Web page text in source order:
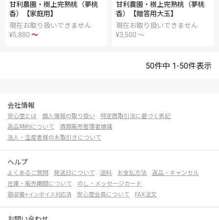
甘利農園・樹上完熟桃（夢桃
香）【家庭用】
現在お取り扱いできません
¥5,880 〜
甘利農園・樹上完熟桃（夢桃
香）【贈答用大玉】
現在お取り扱いできません
¥3,500 〜
50件中 1-50件表示
会社情報
安心堂とは 個人情報の取り扱い
特定商取引法に基づく表記
返品特約について
酒類販売管理者標識
法人・生産者様のお取引きについて
ヘルプ
よくあるご質問 発送日について 送料 お支払方法
返品・キャンセル
在庫・販売期間について
のし・メッセージカード
領収書※インボイス対応済 安心堂会員について FAX注文